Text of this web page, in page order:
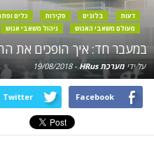
דעות בלוגים סקירות כלים
מעולם משאבי האנוש
ניהול משאבי אנוש
במעבר חד: איך הופכים את
על ידי מערכת HRus -
19/08/2018
Facebook
Twitter